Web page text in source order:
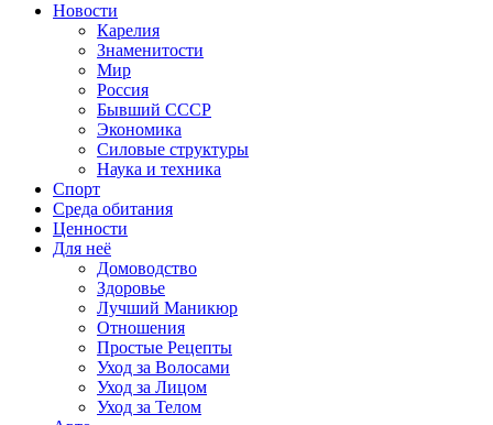
Новости
Карелия
Знаменитости
Мир
Россия
Бывший СССР
Экономика
Силовые структуры
Наука и техника
Спорт
Среда обитания
Ценности
Для неё
Домоводство
Здоровье
Лучший Маникюр
Отношения
Простые Рецепты
Уход за Волосами
Уход за Лицом
Уход за Телом